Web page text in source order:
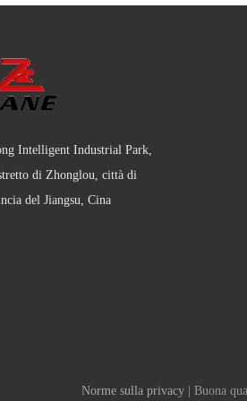
Intelligent Industrial Park,
di Zhonglou, città di
del Jiangsu, Cina
Norme sulla privacy| Buona